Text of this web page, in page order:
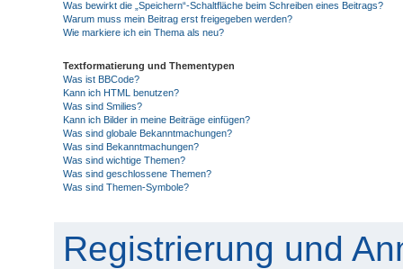
Was bewirkt die „Speichern“-Schaltfläche beim Schreiben eines Beitrags?
Warum muss mein Beitrag erst freigegeben werden?
Wie markiere ich ein Thema als neu?
Textformatierung und Thementypen
Was ist BBCode?
Kann ich HTML benutzen?
Was sind Smilies?
Kann ich Bilder in meine Beiträge einfügen?
Was sind globale Bekanntmachungen?
Was sind Bekanntmachungen?
Was sind wichtige Themen?
Was sind geschlossene Themen?
Was sind Themen-Symbole?
Registrierung und